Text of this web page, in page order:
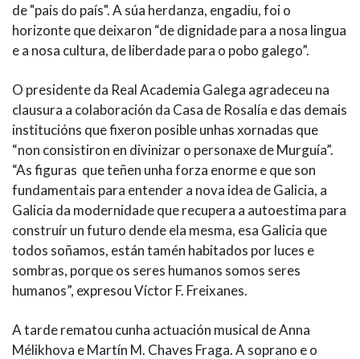
de "pais do país". A súa herdanza, engadiu, foi o
horizonte que deixaron “de dignidade para a nosa lingua
e a nosa cultura, de liberdade para o pobo galego”.
O presidente da Real Academia Galega agradeceu na
clausura a colaboración da Casa de Rosalía e das demais
institucións que fixeron posible unhas xornadas que
“non consistiron en divinizar o personaxe de Murguía”.
“As figuras que teñen unha forza enorme e que son
fundamentais para entender a nova idea de Galicia, a
Galicia da modernidade que recupera a autoestima para
construír un futuro dende ela mesma, esa Galicia que
todos soñamos, están tamén habitados por luces e
sombras, porque os seres humanos somos seres
humanos”, expresou Víctor F. Freixanes.
A tarde rematou cunha actuación musical de Anna
Mélikhova e Martín M. Chaves Fraga. A soprano e o